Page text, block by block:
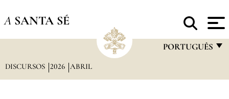
A SANTA SÉ
PORTUGUÊS
DISCURSOS 2026 ABRIL